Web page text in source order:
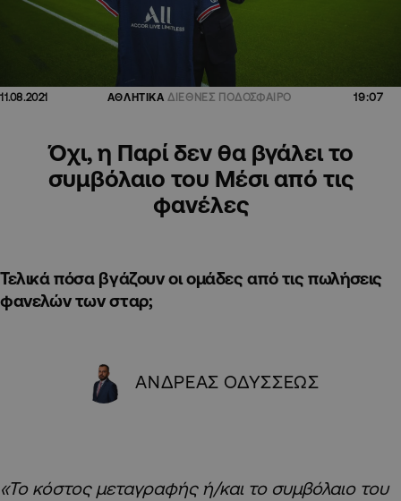
11.08.2021 ΑΘΛΗΤΙΚΑ ΔΙΕΘΝΕΣ ΠΟΔΟΣΦΑΙΡΟ 19:07
Όχι, η Παρί δεν θα βγάλει το
συμβόλαιο του Μέσι από τις
φανέλες
Τελικά πόσα βγάζουν οι ομάδες από τις πωλήσεις
φανελών των σταρ;
ΑΝΔΡΕΑΣ ΟΔΥΣΣΕΩΣ
«Το κόστος μεταγραφής ή/και το συμβόλαιο του